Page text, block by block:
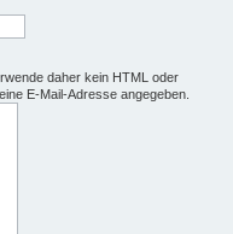
daher kein HTML oder
E-Mail-Adresse angegeben.